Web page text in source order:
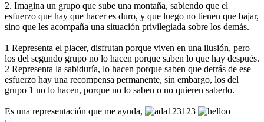
2. Imagina un grupo que sube una montaña, sabiendo que el
esfuerzo que hay que hacer es duro, y que luego no tienen que bajar,
sino que les acompaña una situación privilegiada sobre los demás.
1 Representa el placer, disfrutan porque viven en una ilusión, pero
los del segundo grupo no lo hacen porque saben lo que hay después.
2 Representa la sabiduría, lo hacen porque saben que detrás de ese
esfuerzo hay una recompensa permanente, sin embargo, los del
grupo 1 no lo hacen, porque no lo saben o no quieren saberlo.
Es una representación que me ayuda,